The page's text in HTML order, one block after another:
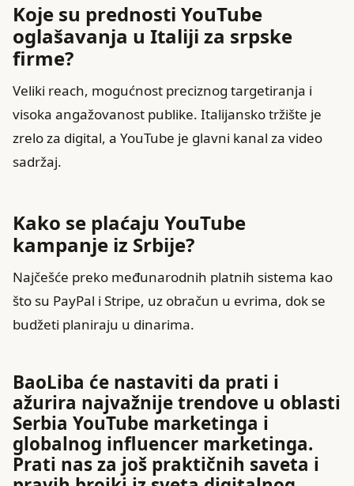
Koje su prednosti YouTube
oglašavanja u Italiji za srpske
firme?
Veliki reach, mogućnost preciznog targetiranja i
visoka angažovanost publike. Italijansko tržište je
zrelo za digital, a YouTube je glavni kanal za video
sadržaj.
Kako se plaćaju YouTube
kampanje iz Srbije?
Najčešće preko međunarodnih platnih sistema kao
što su PayPal i Stripe, uz obračun u evrima, dok se
budžeti planiraju u dinarima.
BaoLiba će nastaviti da prati i
ažurira najvažnije trendove u oblasti
Serbia YouTube marketinga i
globalnog influencer marketinga.
Prati nas za još praktičnih saveta i